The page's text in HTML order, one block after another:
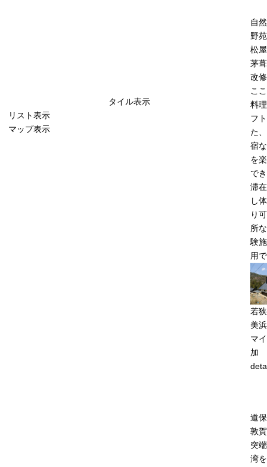
タイル表示
リスト表示
マップ表示
自
野苑
松
茅
改
こ
料
フ
た
宿
を
で
滞
し
り
所
験
用
若
美
マ
加
道
敦
突
湾